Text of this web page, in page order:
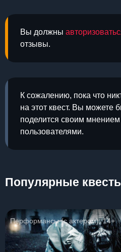
Вы должны
отзывы.
К сожалению, пока что
на этот квест. Вы можете
поделится своим мнением
пользователями.
Популярные
Перформансы (с актером), 14+